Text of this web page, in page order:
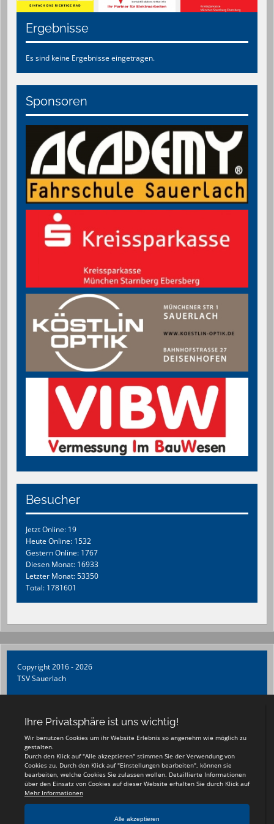
Ergebnisse
Es sind keine Ergebnisse eingetragen.
Sponsoren
Besucher
Jetzt Online: 19
Heute Online: 1532
Gestern Online: 1767
Diesen Monat: 16933
Letzter Monat: 53350
Total: 1781601
Copyright 2016 - 2026
TSV Sauerlach
Impressum
Teamsports 2
Dein Sportverein online